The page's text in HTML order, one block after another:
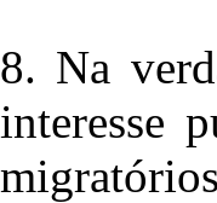
8. Na
interesse